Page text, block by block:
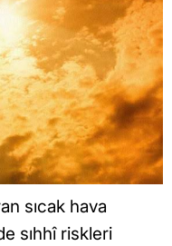
sıcak hava
sıhhî riskleri